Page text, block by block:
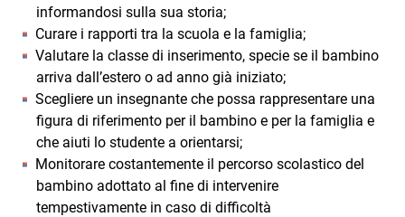
informandosi sulla sua storia;
Curare i rapporti tra la scuola e la famiglia;
Valutare la classe di inserimento, specie se il bambino
arriva dall’estero o ad anno già iniziato;
Scegliere un insegnante che possa rappresentare una
figura di riferimento per il bambino e per la famiglia e
che aiuti lo studente a orientarsi;
Monitorare costantemente il percorso scolastico del
bambino adottato al fine di intervenire
tempestivamente in caso di difficoltà